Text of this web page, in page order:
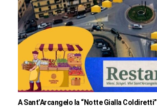
A Sant’Arcangelo la “Notte Gialla Coldiretti”